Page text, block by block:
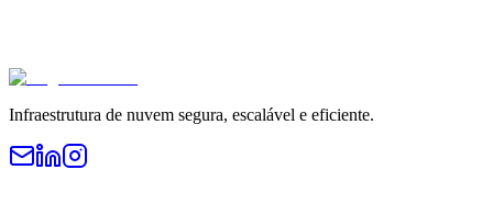
Infraestrutura de nuvem segura, escalável e eficiente.